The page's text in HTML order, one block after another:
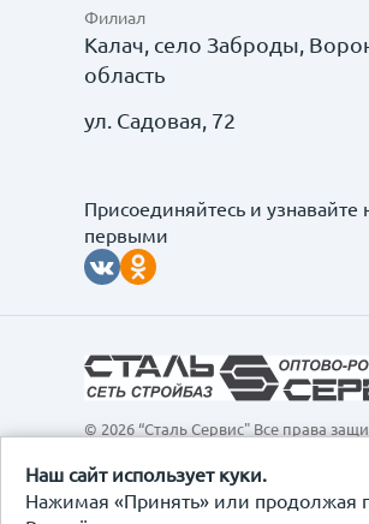
Наш сайт использует куки.
Нажимая «Принять» или продолжая
Филиал
Калач, село Заброды,
область
ул. Садовая, 72
Присоединяйтесь и узнавайте
первыми
© 2026 “Сталь Сервис" Все права
интернет-сайт, а также вся информация о
ценах, предоставленная на нём, носит
исключительно информационный